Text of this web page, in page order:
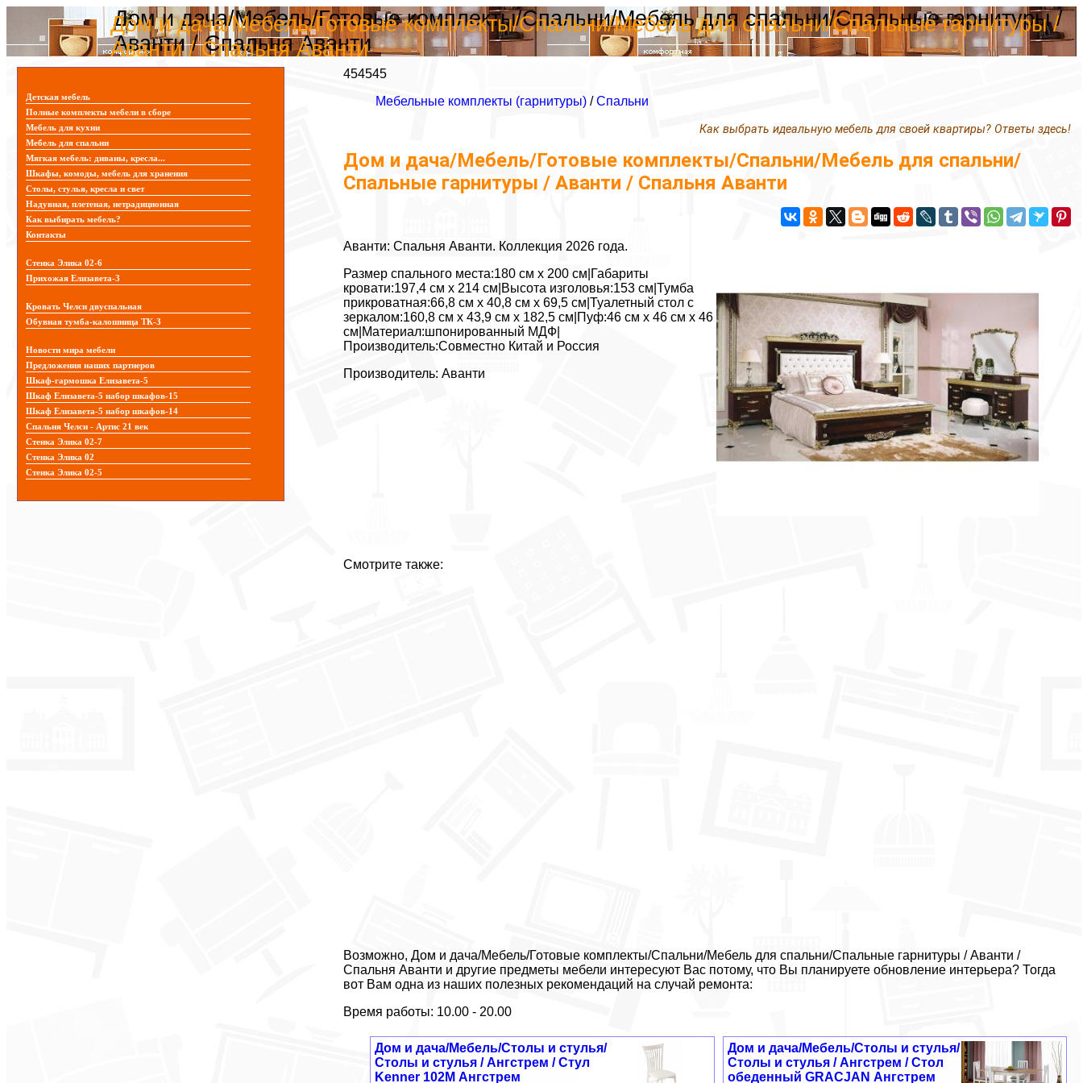
Дом и дача/Мебель/Готовые комплекты/Спальни/Мебель для спальни/Спальные гарнитуры /
Аванти / Спальня Аванти
Дом и дача/Мебель/Готовые комплекты/Спальни/Мебель для спальни/Спальные гарнитуры /
Аванти / Спальня Аванти
454545
Мебельные комплекты (гарнитуры) /Спальни
Как выбрать идеальную мебель для своей квартиры? Ответы здесь!
Дом и дача/Мебель/Готовые комплекты/Спальни/Мебель для спальни/
Спальные гарнитуры / Аванти / Спальня Аванти
Аванти: Спальня Аванти. Коллекция 2026 года.
Размер спального места:180 см х 200 см|Габариты
кровати:197,4 см х 214 см|Высота изголовья:153 см|Тумба
прикроватная:66,8 см х 40,8 см х 69,5 см|Туалетный стол с
зеркалом:160,8 см х 43,9 см х 182,5 см|Пуф:46 см х 46 см х 46
см|Материал:шпонированный МДФ|
Производитель:Совместно Китай и Россия
Производитель: Аванти
Смотрите также:
Возможно, Дом и дача/Мебель/Готовые комплекты/Спальни/Мебель для спальни/Спальные гарнитуры / Аванти /
Спальня Аванти и другие предметы мебели интересуют Вас потому, что Вы планируете обновление интерьера? Тогда
вот Вам одна из наших полезных рекомендаций на случай ремонта:
Время работы: 10.00 - 20.00
Дом и дача/Мебель/Столы и стулья/
Столы и стулья / Ангстрем / Стол
обеденный GRACJAN Ангстрем
Дом и дача/Мебель/Столы и стулья/
Столы и стулья / Ангстрем / Стул
Kenner 102М Ангстрем
Детская мебель
Полные комплекты мебели в сборе
Мебель для кухни
Мебель для спальни
Мягкая мебель: диваны, кресла...
Шкафы, комоды, мебель для хранения
Столы, стулья, кресла и свет
Надувная, плетеная, нетрадиционная
Как выбирать мебель?
Контакты
Стенка Элика 02-6
Прихожая Елизавета-3
Кровать Челси двуспальная
Обувная тумба-калошница ТК-3
Новости мира мебели
Предложения наших партнеров
Шкаф-гармошка Елизавета-5
Шкаф Елизавета-5 набор шкафов-15
Шкаф Елизавета-5 набор шкафов-14
Спальня Челси - Артис 21 век
Стенка Элика 02-7
Стенка Элика 02
Стенка Элика 02-5